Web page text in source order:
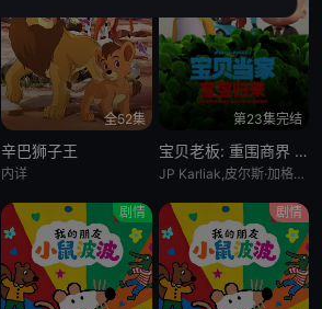
全52集
辛巴狮子王
内详
第23集完结
宝贝老板: 重围商界 第二季
JP Karliak,皮尔斯·加格农,凯文·迈克尔·理查德森,Alex Cazares
剧情 剧情